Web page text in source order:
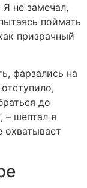
Я не замечал,
поймать
призрачный
фарзались на
до
– шептал я
охватывает